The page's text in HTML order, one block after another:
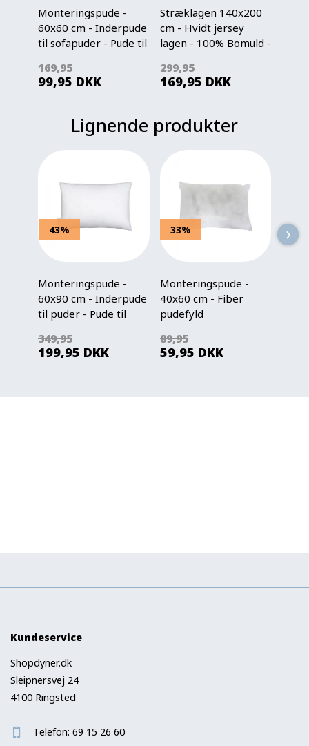
Monteringspude -
60x60 cm - Inderpude
til sofapuder - Pude til
Nordstrand Home
169,95
99,95 DKK
Stræklagen 140x200
cm - Hvidt jersey
lagen - 100% Bomuld -
299,95
169,95 DKK
Lignende produkter
43%
Monteringspude -
60x90 cm - Inderpude
til puder - Pude til
Nordstrand Home
349,95
199,95 DKK
33%
Monteringspude -
40x60 cm - Fiber
pudefyld
89,95
59,95 DKK
›
Kundeservice
Shopdyner.dk
Sleipnersvej 24
4100 Ringsted
Telefon: 69 15 26 60